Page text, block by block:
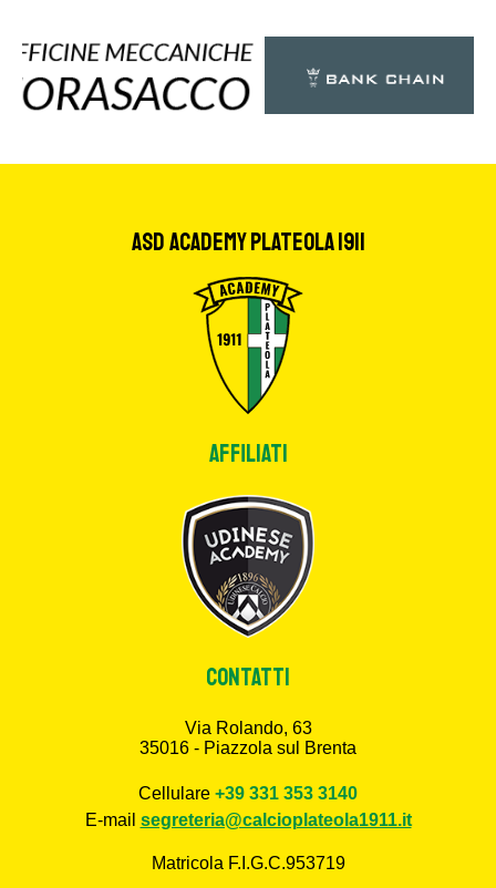
ASD Academy Plateola 1911
Affiliati
CONTATTI
Via Rolando, 63
35016 - Piazzola sul Brenta
Cellulare +39 331 353 3140
E-mail segreteria@calcioplateola1911.it
Matricola F.I.G.C.953719